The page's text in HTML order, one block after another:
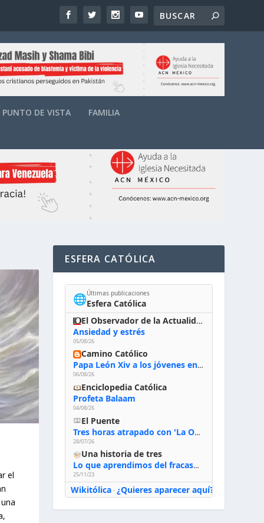
PUNTO DE VISTA FAMILIA
el
ESFERA CATÓLICA
🌐Últimas publicaciones
Esfera Católica
El Observador de la Actualidad
Ansiedad y estrés
05/08/26
Camino Católico
Papa León Xiv a los jóvenes en Asís, 6-8-2026: «De san Francisco aprendan la radicalidad evangélica: no los vuelve ciegos ni violentos, sino sensibles, atentos, siempre en el seguimiento de Jesús, humildes y acogiendo a todos»
06/08/26
Enciclopedia Católica
Profeta Balaam
04/08/26
El Puente
Tres horas atrapado con 'La Odisea' de Nolan
28/07/26
Una historia de tres
Lo que aprendimos del fracaso al emprender
25/11/23
Wikitólica· ¿Quieres aparecer aquí?